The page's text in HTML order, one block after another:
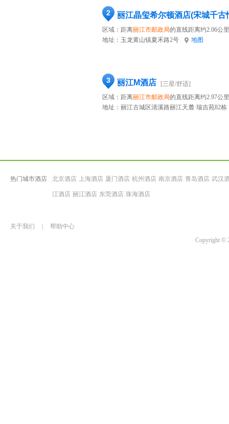
2 丽江晶玺希尔顿酒店(宋城千古
区域：距离丽江市邮政局的直线距离约2.06公里
地址： 玉龙黄山镇夏禾路2号 地图
3 丽江M酒店
[三星/舒适]
区域：距离丽江市邮政局的直线距离约2.97公里
地址： 丽江古城区清溪路丽江天麓·瑞吉苑82栋
热门城市酒店 北京酒店 上海酒店 厦门酒店 杭州酒店 南京酒店 青岛酒店 武汉
江酒店 丽江酒店 东莞酒店 珠海酒店
关于我们
帮助中心
Copyright ©